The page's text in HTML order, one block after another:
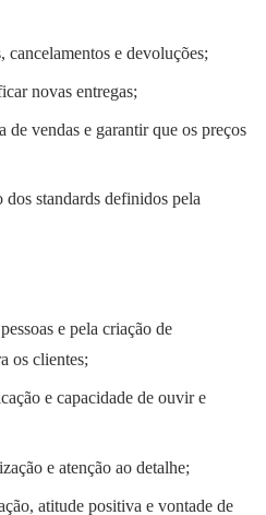
cancelamentos e devoluções;
novas entregas;
de vendas e garantir que os preços
standards definidos pela
e pela criação de
os clientes;
e capacidade de ouvir e
e atenção ao detalhe;
atitude positiva e vontade de